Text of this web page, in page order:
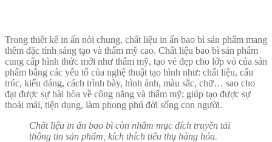
Trong thiết kế in ấn nói chung, chất liệu in ấn bao bì sản phẩm mang
thêm đặc tính sáng tạo và thẩm mỹ cao. Chất liệu bao bì sản phẩm
cung cấp hình thức mới như thẩm mỹ, tạo vẻ đẹp cho lớp vỏ của sản
phẩm bằng các yếu tố của nghệ thuật tạo hình như: chất liệu, cấu
trúc, kiểu dáng, cách trình bày, hình ảnh, màu sắc, chữ… sao cho
đạt được sự hài hòa về công năng và thẩm mỹ; giúp tạo được sự
thoải mái, tiện dụng, làm phong phú đời sống con người.
Chất liệu in ấn bao bì còn nhằm mục đích truyền tải
thông tin sản phẩm, kích thích tiêu thụ hàng hóa.